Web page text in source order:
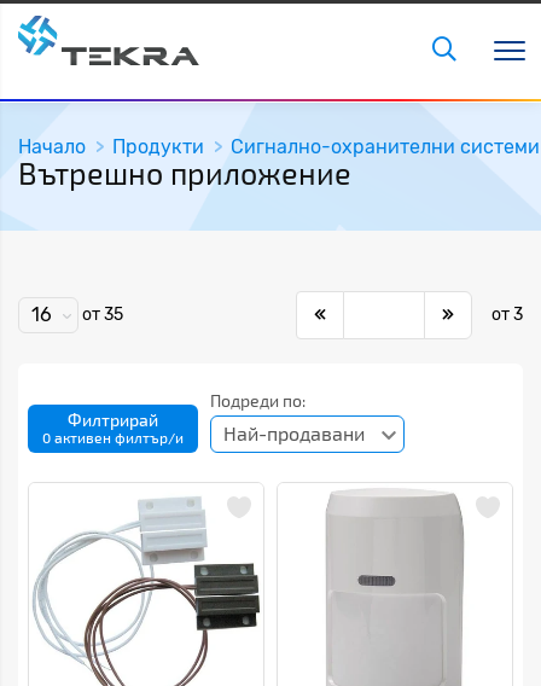
Начало Продукти Сигнално-охранителни системи
Вътрешно приложение
16 от 35 от 3
Филтрирай
0 активен филтър/и
Подреди по:
Най-продавани